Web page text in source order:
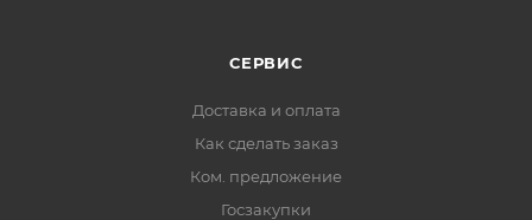
СЕРВИС
Доставка и оплата
Как сделать заказ
Ком. предложение
Госзакупки